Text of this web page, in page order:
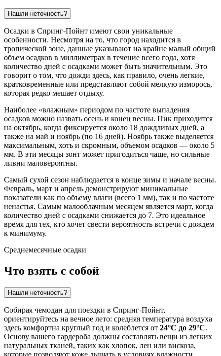
Нашли неточность?
Осадки в Спринг-Пойнт имеют свои уникальные
особенности. Несмотря на то, что город находится в
тропической зоне, данные указывают на крайне малый общий
объем осадков в миллиметрах в течение всего года, хотя
количество дней с осадками может быть значительным. Это
говорит о том, что дожди здесь, как правило, очень легкие,
кратковременные или представляют собой мелкую изморось,
которая редко мешает отдыху.
Наиболее «влажным» периодом по частоте выпадения
осадков можно назвать осень и конец весны. Пик приходится
на октябрь, когда фиксируется около 18 дождливых дней, а
также на май и ноябрь (по 16 дней). Ноябрь также выделяется
максимальным, хоть и скромным, объемом осадков — около 5
мм. В эти месяцы зонт может пригодиться чаще, но сильные
ливни маловероятны.
Самый сухой сезон наблюдается в конце зимы и начале весны.
Февраль, март и апрель демонстрируют минимальные
показатели как по объему влаги (всего 1 мм), так и по частоте
ненастья. Самым малооблачным месяцем является март, когда
количество дней с осадками снижается до 7. Это идеальное
время для тех, кто хочет свести вероятность встречи с дождем
к минимуму.
Среднемесячные осадки
Что взять с собой
Нашли неточность?
Собирая чемодан для поездки в Спринг-Пойнт,
ориентируйтесь на вечное лето: средняя температура воздуха
здесь комфортна круглый год и колеблется от 24°C до 29°C.
Основу вашего гардероба должны составлять вещи из легких
натуральных тканей, таких как хлопок, лен или вискоза,